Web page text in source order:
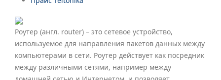
Роутер (англ. router) – это сетевое устройство,
используемое для направления пакетов данных между
компьютерами в сети. Роутер действует как посредник
между различными сетями, например между